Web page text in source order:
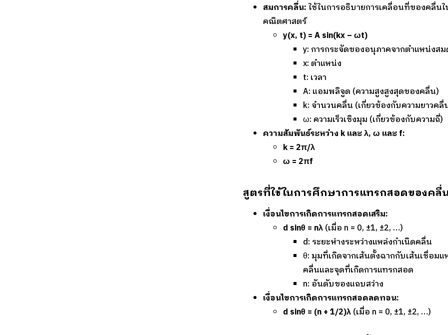
สมการคลื่น:ใช้ในการอธิบายการเคลื่อนที่ของคลื่นใ
คณิตศาสตร์
y(x, t) = A sin(kx – ωt)
y: การกระจัดของอนุภาคจากตำแหน่งส
x: ตำแหน่ง
t: เวลา
A: แอมพลิจูด (ความสูงสูงสุดของคลื่น)
k: จำนวนคลื่น (เกี่ยวข้องกับความยาวคลื่
ω: ความเร็วเชิงมุม (เกี่ยวข้องกับความถี่)
ความสัมพันธ์ระหว่าง k และ λ, ω และ f:
k = 2π/λ
ω = 2πf
สูตรที่ใช้ในการศึกษาการแทรกสอดของคลื่
เงื่อนไขการเกิดการแทรกสอดเสริม:
d sinθ = nλ(เมื่อ n = 0, ±1, ±2, …)
d: ระยะห่างระหว่างแหล่งกำเนิดคลื่น
θ: มุมที่เกิดจากเส้นตั้งฉากกับเส้นเชื่อมแ
คลื่นและจุดที่เกิดการแทรกสอด
n: อันดับของแถบสว่าง
เงื่อนไขการเกิดการแทรกสอดลดทอน:
d sinθ = (n + 1/2)λ(เมื่อ n = 0, ±1, ±2, …)